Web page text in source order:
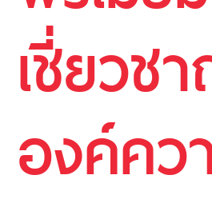
เชี่ยวช
องค์คว